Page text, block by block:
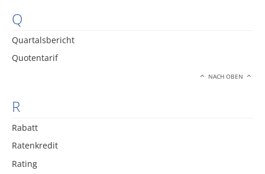
Q
Quartalsbericht
Quotentarif
NACH OBEN
R
Rabatt
Ratenkredit
Rating